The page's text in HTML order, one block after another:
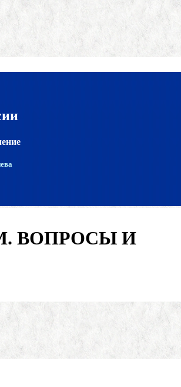
ВОПРОСЫ И